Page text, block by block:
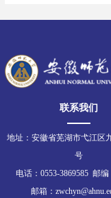
联系我们
地址：安徽省芜湖市弋江区
号
电话：0553-3869585 邮编
邮箱：